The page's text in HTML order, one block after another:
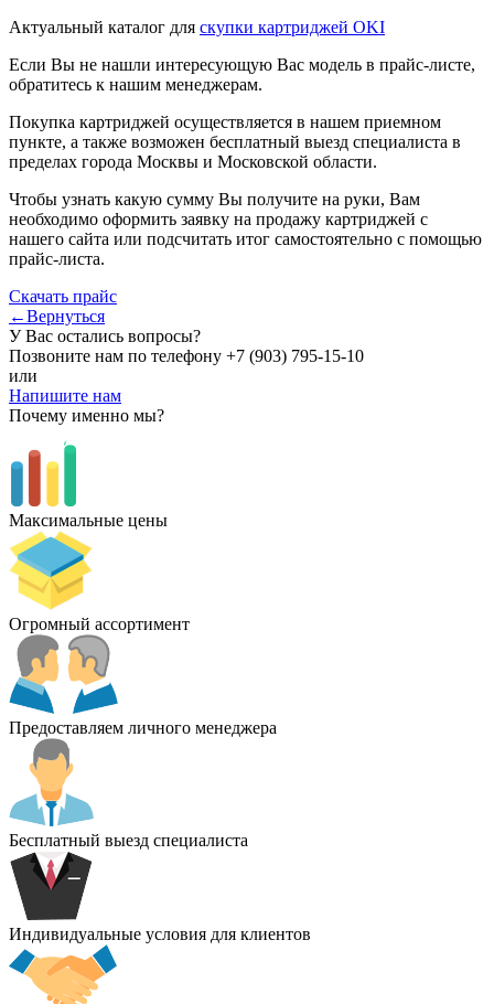
Актуальный каталог для скупки картриджей OKI
Если Вы не нашли интересующую Вас модель в прайс-листе,
обратитесь к нашим менеджерам.
Покупка картриджей осуществляется в нашем приемном
пункте, а также возможен бесплатный выезд специалиста в
пределах города Москвы и Московской области.
Чтобы узнать какую сумму Вы получите на руки, Вам
необходимо оформить заявку на продажу картриджей с
нашего сайта или подсчитать итог самостоятельно с помощью
прайс-листа.
Скачать прайс
←Вернуться
У Вас остались вопросы?
Позвоните нам по телефону +7 (903) 795-15-10
или
Напишите нам
Почему именно мы?
Максимальные цены
Огромный ассортимент
Предоставляем личного менеджера
Бесплатный выезд специалиста
Индивидуальные условия для клиентов